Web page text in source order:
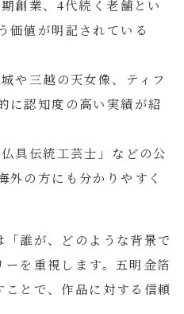
創業、4代続く老舗とい
価値が明記されている
や三越の天女像、ティフ
に認知度の高い実績が紹
仏具伝統工芸士」などの公
外の方にも分かりやすく
誰が、どのような背景で
を重視します。五明金箔
とで、作品に対する信頼